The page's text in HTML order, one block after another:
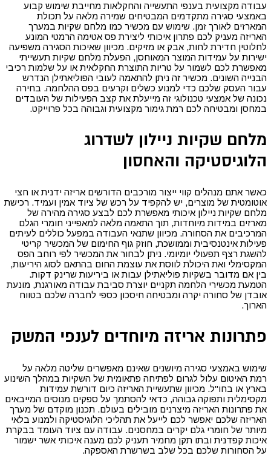
עבודה מקצועית בענפי התעשייה והחקלאות מחייבת שימוש קבוע
באמצעי סגירה מתקדמים המבטיחים שמירה מלאה על תכולת
המארזים לאורך זמן. שימוש עם מכשיר כמו מלחם שקיות במערך
האריזה מעניק לכם פתרון איכותי ליצירת פס אטימה הרמטי המונע
לחלוטין חדירת לחות, אבק או מזיקים. מכיוון שאיכות הסגירה משפיעה
ישירות על עמידות המוצר המאוחסן, הפעלת מלחם שקיות תעשייתי
מאפשרת לכם לשמור על טריות התוצרת החקלאית או על שלמות רכיבי
הבנייה השונים. מכשיר זה ניתן להתאמה לעובי הפוליאתילן הנדרש
עבור העסק שלכם כדי למנוע כשלים וקרעים בפס ההלחמה. בחירה
נכונה של אמצעי טכנולוגי זה מייעלת את קצב הפעילות של העובדים
במחסן ומבטיחה לכם רמת גימור מקצועית וגבוהה בכל פרוייקט.
מלחם שקיות ניילון לשדרוג
הלוגיסטיקה והאחסון
כאשר אתם מנהלים קווי ייצור מורכבים הדורשים אריזה ידנית או חצי
אוטומטית של מוצרים, יש להקפיד על רכש של ציוד אמין ועמיד. רכישת
מלחם שקיות ניילון איכותי מאפשרת לכם לבצע סגירה מהירה של
מארזים במידות מיוחדות, תוך התאמה מלאה למאפייני חומרי הגלם
המרכיבים את הסחורה. מכיוון שתנאי העבודה במפעל כוללים לעיתים
פעילות אינטנסיבית וממושכת, חוזק גוף החימום של המכשיר קריטי
להשגת רצף תפעולי יומיומי. ניתן לבחור את המכשיר לפי רוחב הפס
המקסימלי ואת היכולת לווסת את עוצמת החום בהתאם לסוג היריעות,
בין אם מדובר בשקיות פוליאתילן עבות או ביריעות שרינק דקות.
הטמעת מכשירי הלחמה תקניים יוצרת סביבת עבודה מאורגנת, מונעת
אובדן של סחורה יקרה ומבטיחה חיסכון כספי לחברה שלכם בטווח
הארוך.
פתרונות אריזה מיוחדים לענפי המשק
שימוש באמצעי סגירה מיושנים שאינם מאפשרים שליטה מלאה על
רמת האיטום עלול לגרום לפתיחה פתאומית של השקיות במהלך השינוע
בארץ או בחו"ל. מכיוון שתעשיית האריזה כיום דורשת עמידות
מקסימלית ותפוקה גבוהה, כדאי להסתמך על ספקים מנוסים המייבאים
את פתרונות האריזה מיצרנים מובילים בעולם. תכנון מוקדם של מערך
האריזה שלכם יאפשר לכם לייעל את תהליכי הלוגיסטיקה ולמנוע בלאי
מיותר של חומרי גלם יקרים במחסנים. עבודה עם ציוד העומד בבקרת
איכות קפדנית ובתו תקן מחמיר תעניק לכם מענה איכותי אשר ישמור
על הסחורות שלכם בכל שלב בשרשרת האספקה.